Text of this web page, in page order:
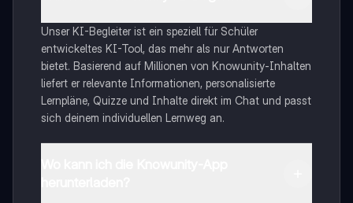
Unser KI-Begleiter ist ein speziell für Schüler
entwickeltes KI-Tool, das mehr als nur Antworten
bietet. Basierend auf Millionen von Knowunity-Inhalten
liefert er relevante Informationen, personalisierte
Lernpläne, Quizze und Inhalte direkt im Chat und passt
sich deinem individuellen Lernweg an.